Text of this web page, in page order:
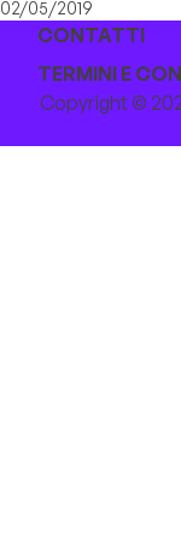
02/05/2019
CONTATTI
TERMINI E
Copyright ©